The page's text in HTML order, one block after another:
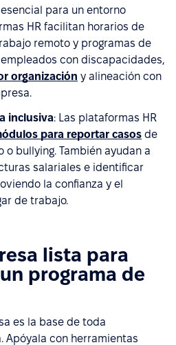
para un entorno
HR facilitan horarios de
remoto y programas de
con discapacidades,
organización y alineación con
inclusiva: Las plataformas HR
para reportar casos de
bullying. También ayudan a
salariales e identificar
la confianza y el
de trabajo.
lista para
programa de
es la base de toda
Apóyala con herramientas